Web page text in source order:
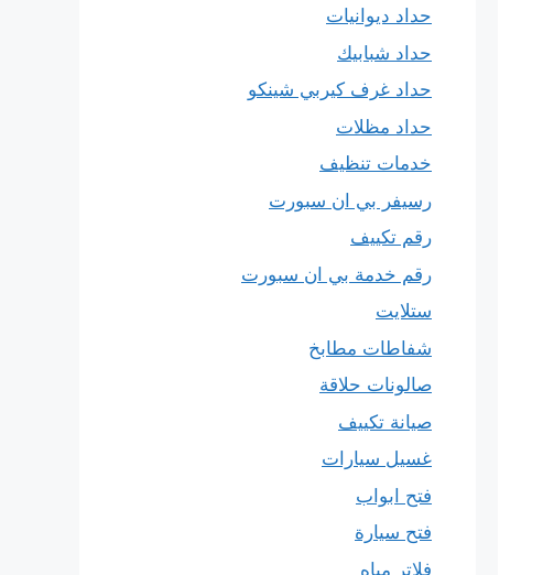
حداد ديوانيات
حداد شبابيك
حداد غرف كيربي شينكو
حداد مظلات
خدمات تنظيف
رسيفر بي ان سبورت
رقم تكييف
رقم خدمة بي ان سبورت
ستلايت
شفاطات مطابخ
صالونات حلاقة
صيانة تكييف
غسيل سيارات
فتح ابواب
فتح سيارة
فلاتر مياه